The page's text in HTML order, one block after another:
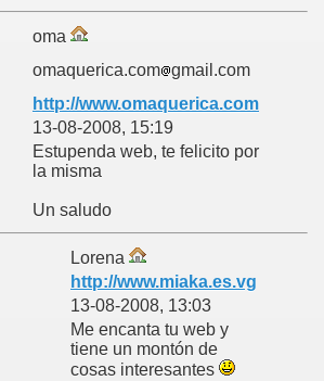
oma
omaquerica.com gmail.com
http://www.omaquerica.com
13-08-2008, 15:19
Estupenda web, te felicito por
la misma
Un saludo
Lorena
http://www.miaka.es.vg
13-08-2008, 13:03
Me encanta tu web y
tiene un montón de
cosas interesantes